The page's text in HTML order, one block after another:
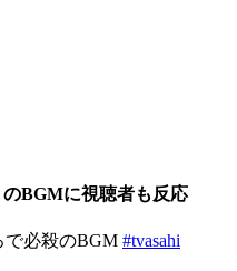
BGMに視聴者も反応
で必殺のBGM #tvasahi